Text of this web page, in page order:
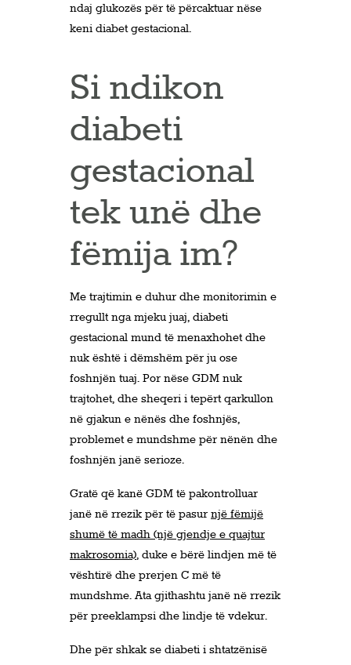
ndaj glukozës për të përcaktuar nëse
keni diabet gestacional.
Si ndikon
diabeti
gestacional
tek unë dhe
fëmija im?
Me trajtimin e duhur dhe monitorimin e
rregullt nga mjeku juaj, diabeti
gestacional mund të menaxhohet dhe
nuk është i dëmshëm për ju ose
foshnjën tuaj. Por nëse GDM nuk
trajtohet, dhe sheqeri i tepërt qarkullon
në gjakun e nënës dhe foshnjës,
problemet e mundshme për nënën dhe
foshnjën janë serioze.
Gratë që kanë GDM të pakontrolluar
janë në rrezik për të pasur një fëmijë
shumë të madh (një gjendje e quajtur
makrosomia), duke e bërë lindjen më të
vështirë dhe prerjen C më të
mundshme. Ata gjithashtu janë në rrezik
për preeklampsi dhe lindje të vdekur.
Dhe për shkak se diabeti i shtatzënisë